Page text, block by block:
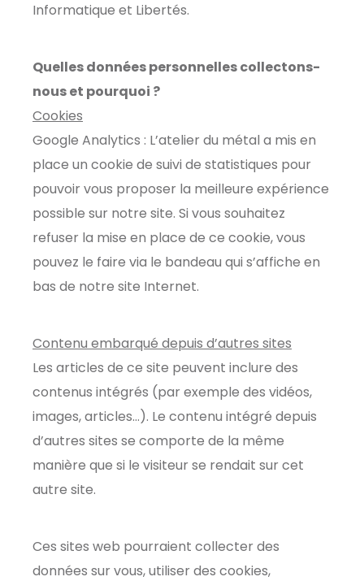
Informatique et Libertés.
Quelles données personnelles collectons-
nous et pourquoi ?
Cookies
Google Analytics : L’atelier du métal a mis en
place un cookie de suivi de statistiques pour
pouvoir vous proposer la meilleure expérience
possible sur notre site. Si vous souhaitez
refuser la mise en place de ce cookie, vous
pouvez le faire via le bandeau qui s’affiche en
bas de notre site Internet.
Contenu embarqué depuis d’autres sites
Les articles de ce site peuvent inclure des
contenus intégrés (par exemple des vidéos,
images, articles…). Le contenu intégré depuis
d’autres sites se comporte de la même
manière que si le visiteur se rendait sur cet
autre site.
Ces sites web pourraient collecter des
données sur vous, utiliser des cookies,